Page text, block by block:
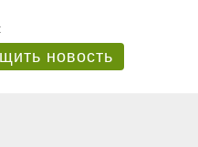
новость